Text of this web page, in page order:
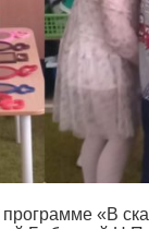
«В